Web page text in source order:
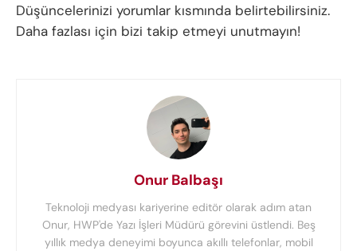
Düşüncelerinizi yorumlar kısmında belirtebilirsiniz.
Daha fazlası için bizi takip etmeyi unutmayın!
Onur Balbaşı
Teknoloji medyası kariyerine editör olarak adım atan
Onur, HWP'de Yazı İşleri Müdürü görevini üstlendi. Beş
yıllık medya deneyimi boyunca akıllı telefonlar, mobil